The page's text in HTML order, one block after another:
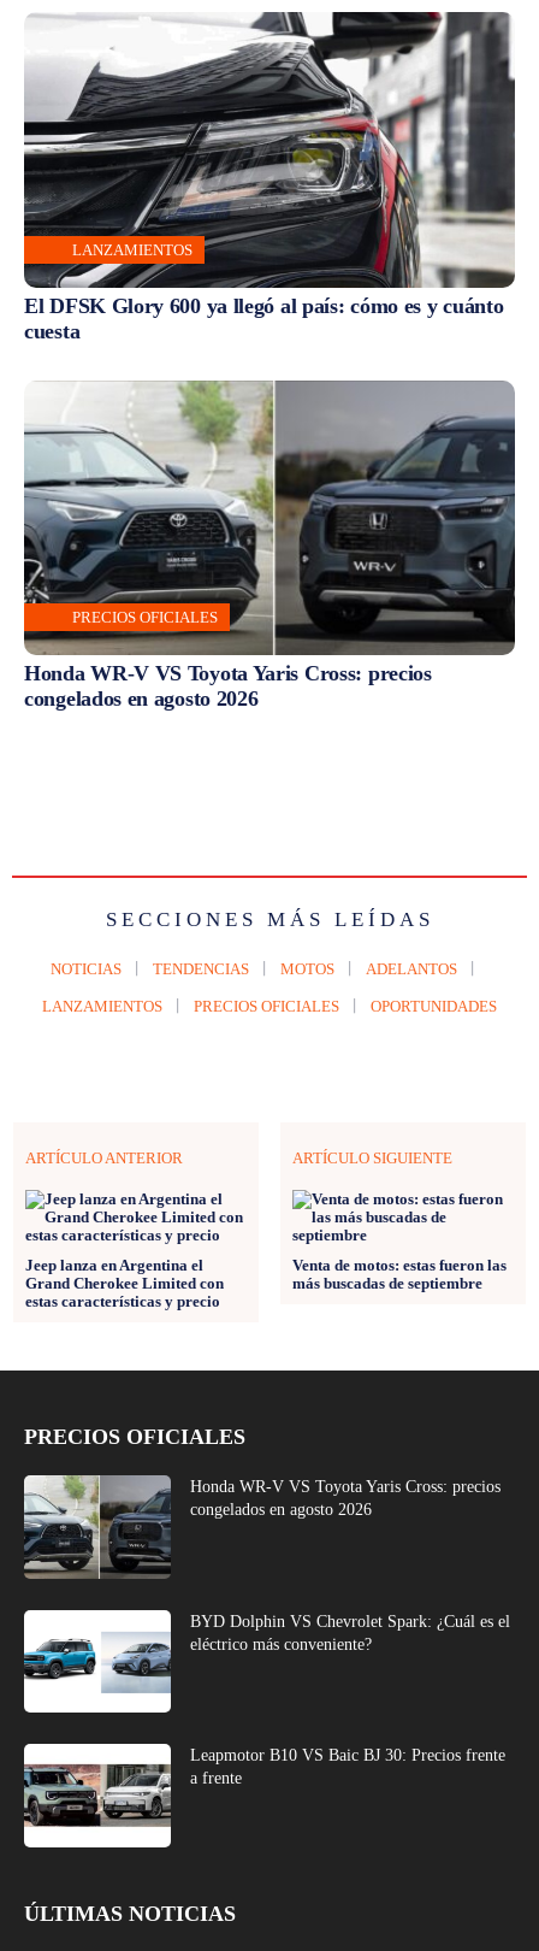
LANZAMIENTOS
El DFSK Glory 600 ya llegó al país: cómo es y cuánto
cuesta
PRECIOS OFICIALES
Honda WR-V VS Toyota Yaris Cross: precios
congelados en agosto 2026
SECCIONES MÁS LEÍDAS
NOTICIAS TENDENCIAS MOTOS ADELANTOS
LANZAMIENTOS PRECIOS OFICIALES OPORTUNIDADES
ARTÍCULO ANTERIOR
Jeep lanza en Argentina el
Grand Cherokee Limited con
estas características y precio
ARTÍCULO SIGUIENTE
Venta de motos: estas fueron las
más buscadas de septiembre
PRECIOS OFICIALES
Honda WR-V VS Toyota Yaris Cross: precios
congelados en agosto 2026
BYD Dolphin VS Chevrolet Spark: ¿Cuál es el
eléctrico más conveniente?
Leapmotor B10 VS Baic BJ 30: Precios frente
a frente
ÚLTIMAS NOTICIAS